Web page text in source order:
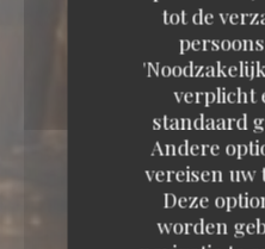
tot de
verplicht
standaard
Andere
vereisen uw
Deze
worden